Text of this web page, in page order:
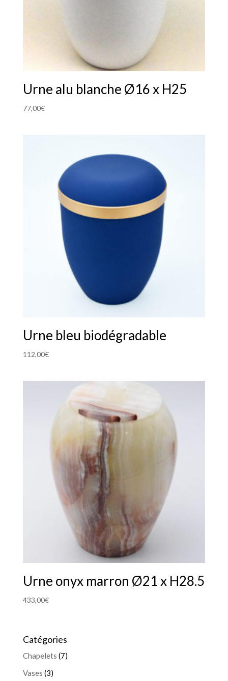
Urne alu blanche Ø16 x H25
77,00€
Urne bleu biodégradable
112,00€
Urne onyx marron Ø21 x H28.5
433,00€
Catégories
Chapelets (7)
Vases (3)